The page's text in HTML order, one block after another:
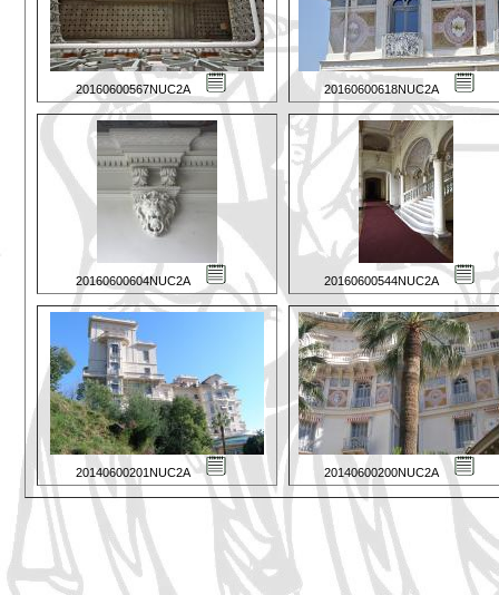
20160600567NUC2A 20160600618NUC2A
20160600604NUC2A 20160600544NUC2A
20140600201NUC2A 20140600200NUC2A